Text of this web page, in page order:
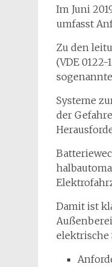
Im Juni
umfasst
Zu den
(VDE
Systeme
der
Damit ist
elektrische